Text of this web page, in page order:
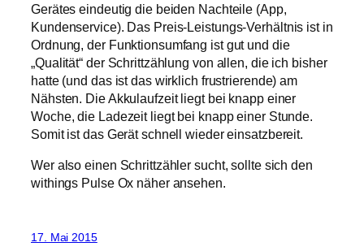
Gerätes eindeutig die beiden Nachteile (App,
Kundenservice). Das Preis-Leistungs-Verhältnis ist in
Ordnung, der Funktionsumfang ist gut und die
„Qualität“ der Schrittzählung von allen, die ich bisher
hatte (und das ist das wirklich frustrierende) am
Nähsten. Die Akkulaufzeit liegt bei knapp einer
Woche, die Ladezeit liegt bei knapp einer Stunde.
Somit ist das Gerät schnell wieder einsatzbereit.
Wer also einen Schrittzähler sucht, sollte sich den
withings Pulse Ox näher ansehen.
17. Mai 2015